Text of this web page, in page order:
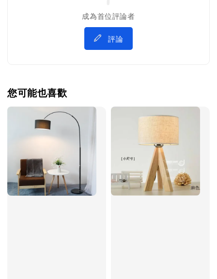
成為首位評論者
評論
您可能也喜歡